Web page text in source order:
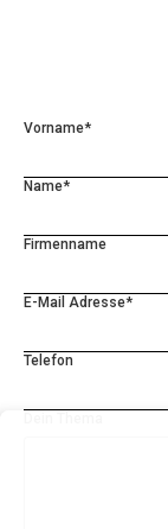
Vorname*
Name*
Firmenname
E-Mail Adresse*
Telefon